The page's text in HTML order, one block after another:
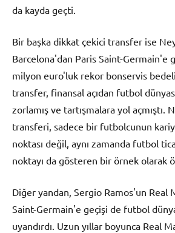
da kayda geçti.
Bir başka dikkat çekici transfer ise
Barcelona'dan Paris Saint-Germain'e
milyon euro'luk rekor bonservis
transfer, finansal açıdan futbol
zorlamış ve tartışmalara yol açmıştı.
transferi, sadece bir futbolcunun
noktası değil, aynı zamanda futbol
noktayı da gösteren bir örnek olarak
Diğer yandan, Sergio Ramos'un Real
Saint-Germain'e geçişi de futbol
uyandırdı. Uzun yıllar boyunca Real